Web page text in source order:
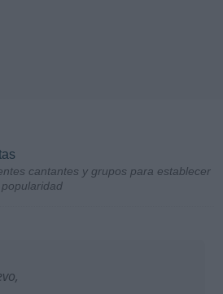
cantantes y grupos para establecer